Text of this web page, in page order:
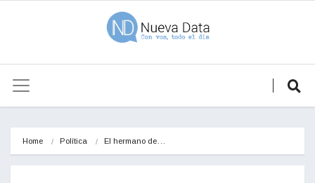
Home Política El hermano de…